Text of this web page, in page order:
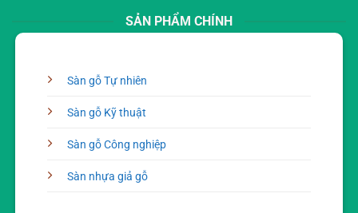
SẢN PHẨM CHÍNH
Sàn gỗ Tự nhiên
Sàn gỗ Kỹ thuật
Sàn gỗ Công nghiệp
Sàn nhựa giả gỗ